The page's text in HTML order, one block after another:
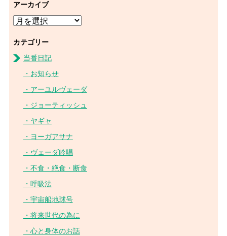
アーカイブ
カテゴリー
当番日記
お知らせ
アーユルヴェーダ
ジョーティッシュ
ヤギャ
ヨーガアサナ
ヴェーダ吟唱
不食・絶食・断食
呼吸法
宇宙船地球号
将来世代の為に
心と身体のお話